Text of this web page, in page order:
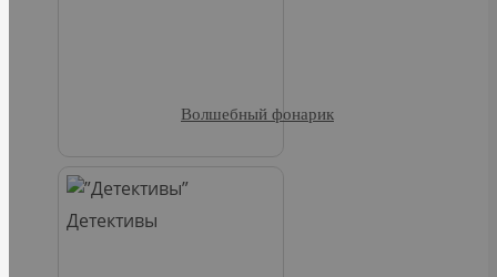
Детективы
Волшебный фонарик